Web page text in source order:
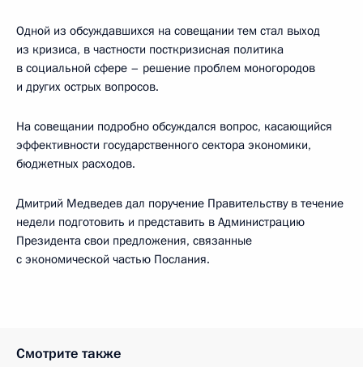
Одной из обсуждавшихся на совещании тем стал выход
из кризиса, в частности посткризисная политика
в социальной сфере – решение проблем моногородов
и других острых вопросов.
На совещании подробно обсуждался вопрос, касающийся
эффективности государственного сектора экономики,
бюджетных расходов.
Дмитрий Медведев дал поручение Правительству в течение
недели подготовить и представить в Администрацию
Президента свои предложения, связанные
с экономической частью Послания.
Смотрите также